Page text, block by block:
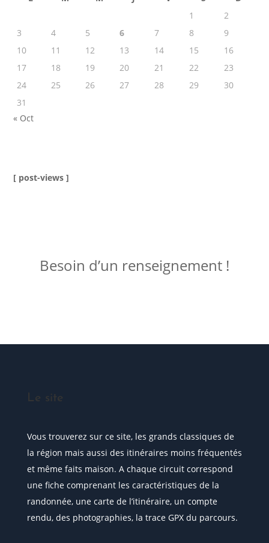
1
2
3
4 5 6 7 8
9
10
11 12 13 14 15
16
17
18 19 20 21 22
23
24
25 26 27 28 29
30
31
« Oct
[ post-views ]
Besoin d’un renseignement !
Le site
Vous trouverez sur ce site, les grands classiques de
la région mais aussi des itinéraires moins fréquentés
et même faits maison. A chaque circuit correspond
une fiche comprenant les caractéristiques de la
randonnée, une carte de l’itinéraire, un compte
rendu, des photographies, la trace GPX du parcours.